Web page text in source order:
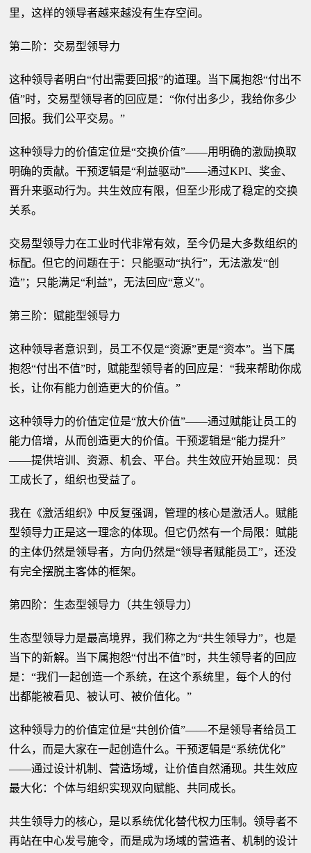
里，这样的领导者越来越没有生存空间。
第二阶：交易型领导力
这种领导者明白“付出需要回报”的道理。当下属抱怨“付出不
值”时，交易型领导者的回应是：“你付出多少，我给你多少
回报。我们公平交易。”
这种领导力的价值定位是“交换价值”——用明确的激励换取
明确的贡献。干预逻辑是“利益驱动”——通过KPI、奖金、
晋升来驱动行为。共生效应有限，但至少形成了稳定的交换
关系。
交易型领导力在工业时代非常有效，至今仍是大多数组织的
标配。但它的问题在于：只能驱动“执行”，无法激发“创
造”；只能满足“利益”，无法回应“意义”。
第三阶：赋能型领导力
这种领导者意识到，员工不仅是“资源”更是“资本”。当下属
抱怨“付出不值”时，赋能型领导者的回应是：“我来帮助你成
长，让你有能力创造更大的价值。”
这种领导力的价值定位是“放大价值”——通过赋能让员工的
能力倍增，从而创造更大的价值。干预逻辑是“能力提升”
——提供培训、资源、机会、平台。共生效应开始显现：员
工成长了，组织也受益了。
我在《激活组织》中反复强调，管理的核心是激活人。赋能
型领导力正是这一理念的体现。但它仍然有一个局限：赋能
的主体仍然是领导者，方向仍然是“领导者赋能员工”，还没
有完全摆脱主客体的框架。
第四阶：生态型领导力（共生领导力）
生态型领导力是最高境界，我们称之为“共生领导力”，也是
当下的新解。当下属抱怨“付出不值”时，共生领导者的回应
是：“我们一起创造一个系统，在这个系统里，每个人的付
出都能被看见、被认可、被价值化。”
这种领导力的价值定位是“共创价值”——不是领导者给员工
什么，而是大家在一起创造什么。干预逻辑是“系统优化”
——通过设计机制、营造场域，让价值自然涌现。共生效应
最大化：个体与组织实现双向赋能、共同成长。
共生领导力的核心，是以系统优化替代权力压制。领导者不
再站在中心发号施令，而是成为场域的营造者、机制的设计